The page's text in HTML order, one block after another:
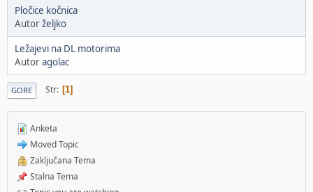
Pločice kočnica
Autorželjko
Ležajevi na DL motorima
Autoragolac
GORE Str 1
Anketa
Moved Topic
Zaključana Tema
Stalna Tema